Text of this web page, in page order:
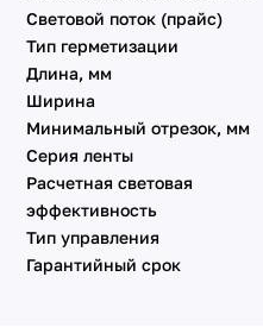
Линзованные
мм
мм
Аксессуары для
Световой поток (прайс)
Тип герметизации
Длина, мм
Ширина
Минимальный отрезок, мм
Серия ленты
Расчетная световая
эффективность
Тип управления
Гарантийный срок